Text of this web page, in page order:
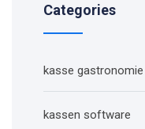
Categories
kasse gastronomie
kassen software